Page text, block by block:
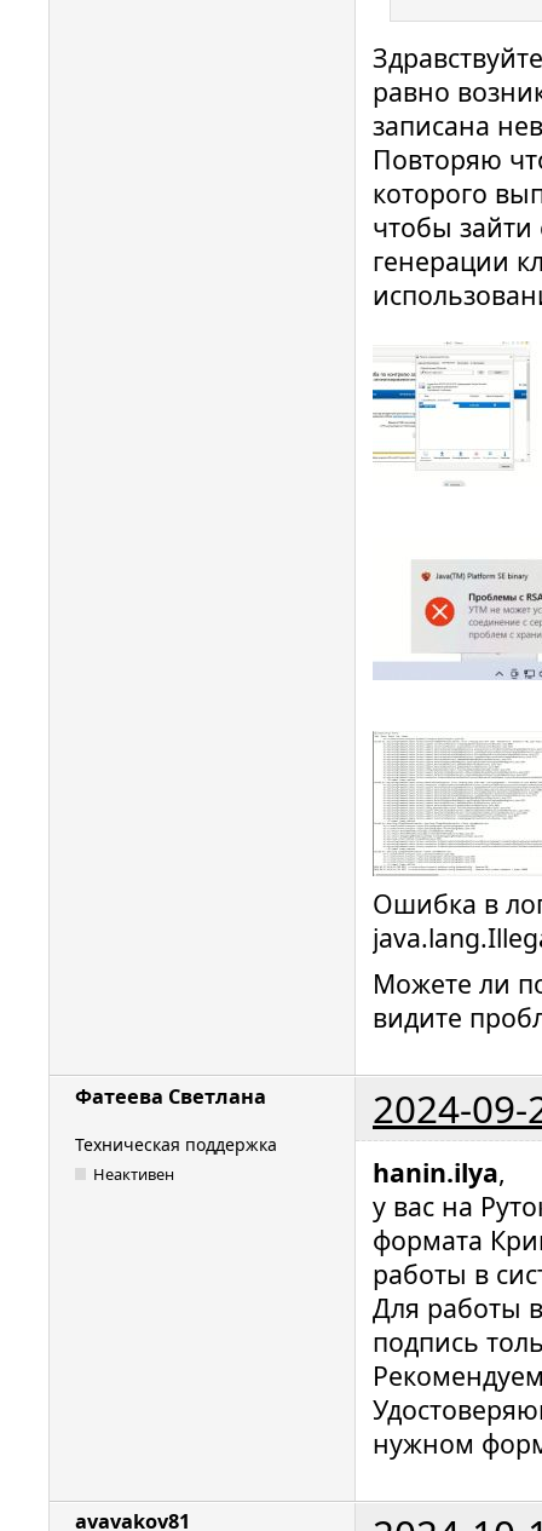
равно
записана
Повторяю
которого
чтобы
генерации
Ошибка в
Можете ли
видите
Фатеева Светлана 2024-09-
Техническая поддержка
Неактивен hanin.ilya,
у вас на
формата
работы в
Для работы
подпись
нужном
avavakov81